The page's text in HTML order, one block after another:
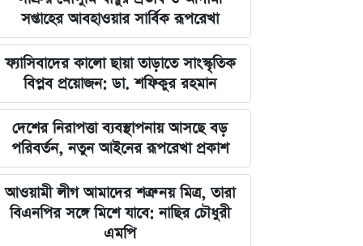
সপ্তাহের আবহাওয়ার সার্বিক রূপরেখা
ফ্যাসিবাদের কালো ছায়া তাড়াতে সাংস্কৃতিক
বিপ্লব প্রয়োজন: ডা. শফিকুর রহমান
দেশের নিরাপত্তা ব্যবস্থাপনায় আসছে বড়
পরিবর্তন, নতুন আইনের রূপরেখা প্রকাশ
আওয়ামী লীগ আমাদের শত্রু নয় মিত্র, তারা
বিএনপির সঙ্গে মিশে যাবে: নাছির চৌধুরী
এমপি